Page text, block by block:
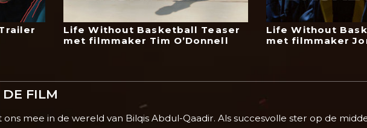
Life Without Basketball Teaser
met filmmaker Tim O’Donnell
Life Without
met filmmaker
FILM
ons mee in de wereld van Bilqis Abdul-Qaadir. Als succesvolle ster op de